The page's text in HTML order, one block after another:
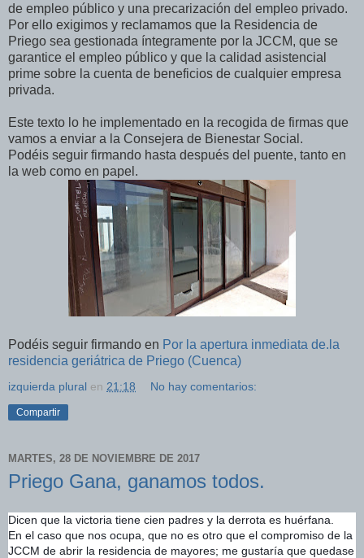
de empleo público y una precarización del empleo privado.
Por ello exigimos y reclamamos que la Residencia de
Priego sea gestionada íntegramente por la JCCM, que se
garantice el empleo público y que la calidad asistencial
prime sobre la cuenta de beneficios de cualquier empresa
privada.
Este texto lo he implementado en la recogida de firmas que
vamos a enviar a la Consejera de Bienestar Social.
Podéis seguir firmando hasta después del puente, tanto en
la web como en papel.
Podéis seguir firmando en Por la apertura inmediata de.la
residencia geriátrica de Priego (Cuenca)
izquierda plural en 21:18 No hay comentarios:
Compartir
MARTES, 28 DE NOVIEMBRE DE 2017
Priego Gana, ganamos todos.
Dicen que la victoria tiene cien padres y la derrota es huérfana.
En el caso que nos ocupa, que no es otro que el compromiso de la
JCCM de abrir la residencia de mayores; me gustaría que quedase